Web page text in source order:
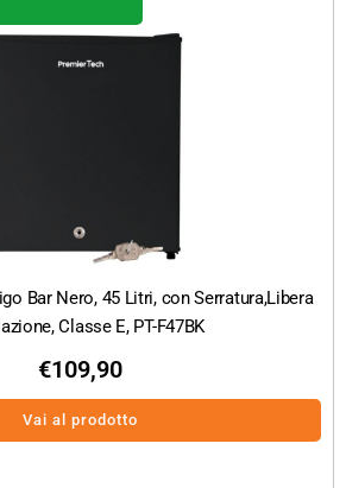
Bar Nero, 45 Litri, con Serratura,Libera
Classe E, PT-F47BK
€109,90
Vai al prodotto